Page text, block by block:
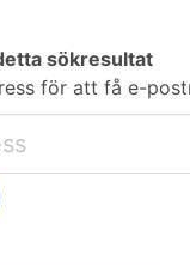
sökresultat
för att få e-